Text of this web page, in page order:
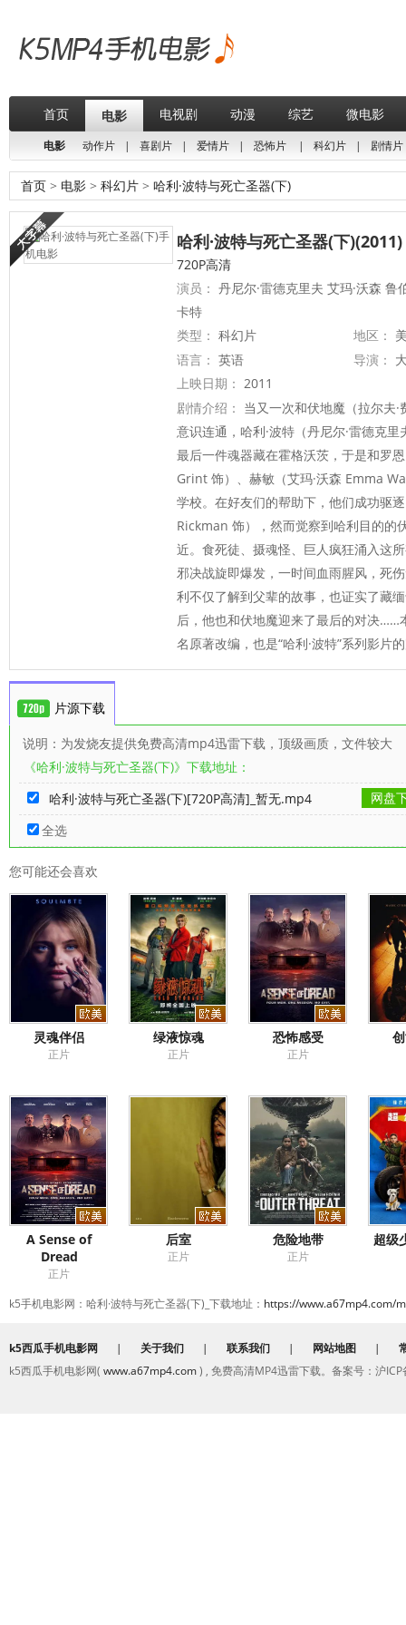
首页 电影 电视剧 动漫 综艺 微电影
电影 动作片 | 喜剧片 | 爱情片 | 恐怖片 | 科幻片 | 剧情片
首页 > 电影 > 科幻片 > 哈利·波特与死亡圣器(下)
哈利·波特与死亡圣器(下)(2011)
720P高清
演员： 丹尼尔·雷德克里夫 艾玛·沃森 鲁
卡特
类型： 科幻片 地区：
语言： 英语 导演：
上映日期： 2011
剧情介绍： 当又一次和伏地魔（拉尔夫
意识连通，哈利·波特（丹尼尔·雷德克
最后一件魂器藏在霍格沃茨，于是和罗
Grint 饰）、赫敏（艾玛·沃森 Emma
学校。在好友们的帮助下，他们成功驱
Rickman 饰），然而觉察到哈利目的的
近。食死徒、摄魂怪、巨人疯狂涌入这
邪决战旋即爆发，一时间血雨腥风，死
利不仅了解到父辈的故事，也证实了藏
后，他也和伏地魔迎来了最后的对决……
名原著改编，也是“哈利·波特”系列影片
片源下载
说明：为发烧友提供免费高清mp4迅雷下载，顶级画质，文件较大
《哈利·波特与死亡圣器(下)》下载地址：
哈利·波特与死亡圣器(下)[720P高清]_暂无.mp4
网盘
全选
您可能还会喜欢
灵魂伴侣
正片
绿液惊魂
正片
恐怖感受
正片
A Sense of
Dread
正片
后室
正片
危险地带
正片
超级
k5手机电影网：哈利·波特与死亡圣器(下)_下载地址： https://www.a67mp4.com/
k5西瓜手机电影网 | 关于我们 | 联系我们 | 网站地图 |
k5西瓜手机电影网( www.a67mp4.com) , 免费高清MP4迅雷下载。备案号：沪